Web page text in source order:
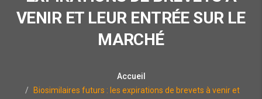
VENIR ET LEUR ENTRÉE SUR LE
MARCHÉ
Accueil
Biosimilaires futurs : les expirations de brevets à venir et